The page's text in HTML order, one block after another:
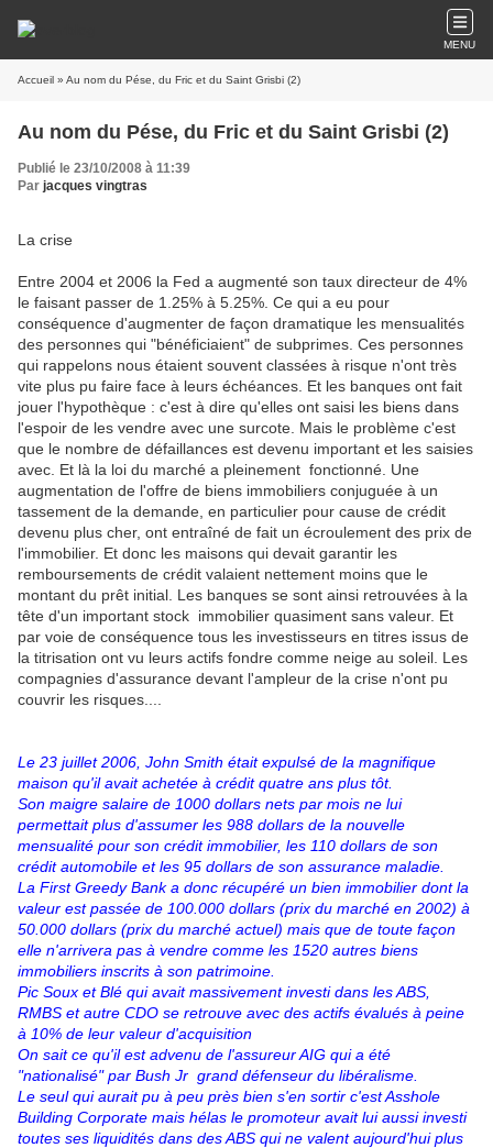
MENU
Accueil » Au nom du Pése, du Fric et du Saint Grisbi (2)
Au nom du Pése, du Fric et du Saint Grisbi (2)
Publié le 23/10/2008 à 11:39
Par jacques vingtras
La crise
Entre 2004 et 2006 la Fed a augmenté son taux directeur de 4%
le faisant passer de 1.25% à 5.25%. Ce qui a eu pour
conséquence d'augmenter de façon dramatique les mensualités
des personnes qui "bénéficiaient" de subprimes. Ces personnes
qui rappelons nous étaient souvent classées à risque n'ont très
vite plus pu faire face à leurs échéances. Et les banques ont fait
jouer l'hypothèque : c'est à dire qu'elles ont saisi les biens dans
l'espoir de les vendre avec une surcote. Mais le problème c'est
que le nombre de défaillances est devenu important et les saisies
avec. Et là la loi du marché a pleinement fonctionné. Une
augmentation de l'offre de biens immobiliers conjuguée à un
tassement de la demande, en particulier pour cause de crédit
devenu plus cher, ont entraîné de fait un écroulement des prix de
l'immobilier. Et donc les maisons qui devait garantir les
remboursements de crédit valaient nettement moins que le
montant du prêt initial. Les banques se sont ainsi retrouvées à la
tête d'un important stock immobilier quasiment sans valeur. Et
par voie de conséquence tous les investisseurs en titres issus de
la titrisation ont vu leurs actifs fondre comme neige au soleil. Les
compagnies d'assurance devant l'ampleur de la crise n'ont pu
couvrir les risques....
Le 23 juillet 2006, John Smith était expulsé de la magnifique
maison qu'il avait achetée à crédit quatre ans plus tôt.
Son maigre salaire de 1000 dollars nets par mois ne lui
permettait plus d'assumer les 988 dollars de la nouvelle
mensualité pour son crédit immobilier, les 110 dollars de son
crédit automobile et les 95 dollars de son assurance maladie.
La First Greedy Bank a donc récupéré un bien immobilier dont la
valeur est passée de 100.000 dollars (prix du marché en 2002) à
50.000 dollars (prix du marché actuel) mais que de toute façon
elle n'arrivera pas à vendre comme les 1520 autres biens
immobiliers inscrits à son patrimoine.
Pic Soux et Blé qui avait massivement investi dans les ABS,
RMBS et autre CDO se retrouve avec des actifs évalués à peine
à 10% de leur valeur d'acquisition
On sait ce qu'il est advenu de l'assureur AIG qui a été
"nationalisé" par Bush Jr grand défenseur du libéralisme.
Le seul qui aurait pu à peu près bien s'en sortir c'est Asshole
Building Corporate mais hélas le promoteur avait lui aussi investi
toutes ses liquidités dans des ABS qui ne valent aujourd'hui plus